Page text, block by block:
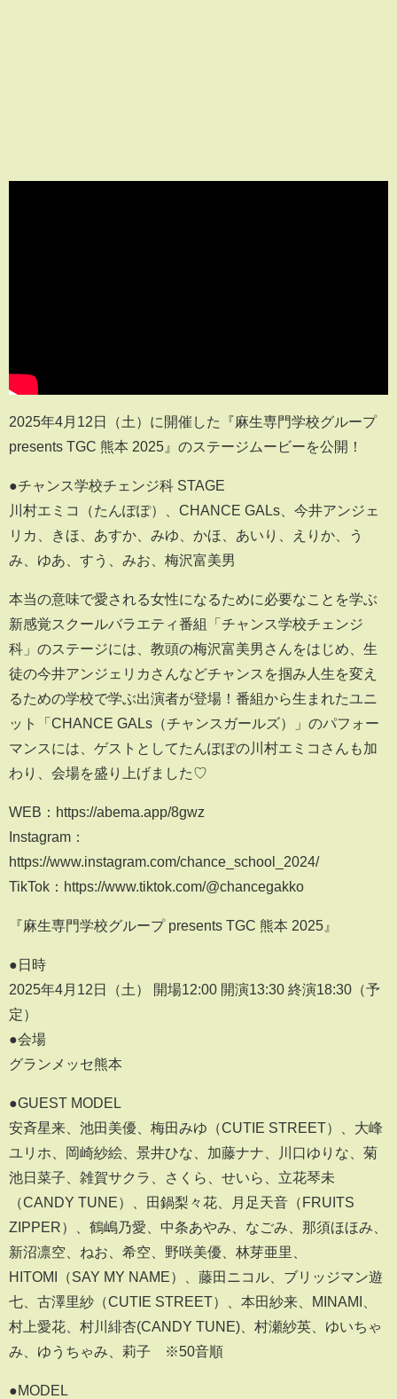
2025年4月12日（土）に開催した『麻生専門学校グループ
presents TGC 熊本 2025』のステージムービーを公開！
●チャンス学校チェンジ科 STAGE
川村エミコ（たんぽぽ）、CHANCE GALs、今井アンジェ
リカ、きほ、あすか、みゆ、かほ、あいり、えりか、う
み、ゆあ、すう、みお、梅沢富美男
本当の意味で愛される女性になるために必要なことを学ぶ
新感覚スクールバラエティ番組「チャンス学校チェンジ
科」のステージには、教頭の梅沢富美男さんをはじめ、生
徒の今井アンジェリカさんなどチャンスを掴み人生を変え
るための学校で学ぶ出演者が登場！番組から生まれたユニ
ット「CHANCE GALs（チャンスガールズ）」のパフォー
マンスには、ゲストとしてたんぽぽの川村エミコさんも加
わり、会場を盛り上げました♡
WEB：https://abema.app/8gwz
Instagram：
https://www.instagram.com/chance_school_2024/
TikTok：https://www.tiktok.com/@chancegakko
『麻生専門学校グループ presents TGC 熊本 2025』
●日時
2025年4月12日（土） 開場12:00 開演13:30 終演18:30（予
定）
●会場
グランメッセ熊本
●GUEST MODEL
安斉星来、池田美優、梅田みゆ（CUTIE STREET）、大峰
ユリホ、岡崎紗絵、景井ひな、加藤ナナ、川口ゆりな、菊
池日菜子、雑賀サクラ、さくら、せいら、立花琴未
（CANDY TUNE）、田鍋梨々花、月足天音（FRUITS
ZIPPER）、鶴嶋乃愛、中条あやみ、なごみ、那須ほほみ、
新沼凛空、ねお、希空、野咲美優、林芽亜里、
HITOMI（SAY MY NAME）、藤田ニコル、ブリッジマン遊
七、古澤里紗（CUTIE STREET）、本田紗来、MINAMI、
村上愛花、村川緋杏(CANDY TUNE)、村瀬紗英、ゆいちゃ
み、ゆうちゃみ、莉子 ※50音順
●MODEL